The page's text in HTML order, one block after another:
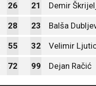
26 21 Demir
28 23 Balša
55 32 Velimir
72 99 Dejan Račić